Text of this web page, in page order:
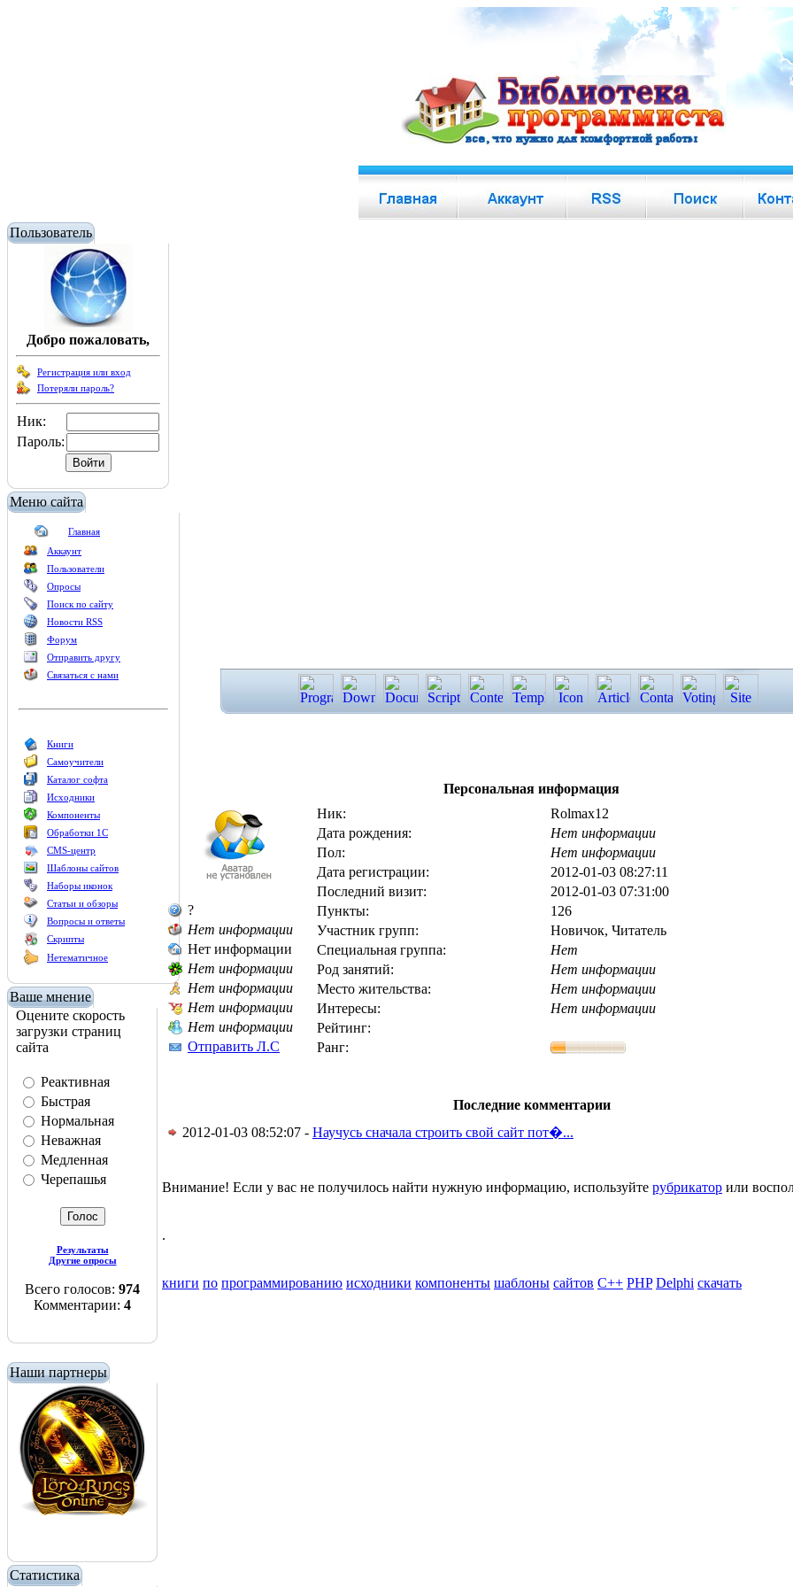
Пользователь
Добро пожаловать,
Регистрация или вход
Потеряли пароль?
Ник:
Пароль:
Меню сайта
Главная
Аккаунт
Пользователи
Опросы
Поиск по сайту
Новости RSS
Форум
Отправить другу
Связаться с нами
Книги
Самоучители
Каталог софта
Исходники
Компоненты
Обработки 1С
CMS-центр
Шаблоны сайтов
Наборы иконок
Статьи и обзоры
Вопросы и ответы
Скрипты
Нетематичное
Ваше мнение
Оцените скорость
загрузки страниц
сайта
Реактивная
Быстрая
Нормальная
Неважная
Медленная
Черепашья
Результаты
Другие опросы
Всего голосов: 974
Комментарии: 4
Наши партнеры
Статистика
Персональная информация
Ник:
Rolmax12
Дата рождения:
Нет информации
Пол:
Нет информации
Дата регистрации:
2012-01-03 08:27:11
Последний визит:
2012-01-03 07:31:00
Пункты:
126
Участник групп:
Новичок, Читатель
Специальная группа:
Нет
Род занятий:
Нет информации
Место жительства:
Нет информации
Интересы:
Нет информации
Рейтинг:
Ранг:
?
Нет информации
Нет информации
Нет информации
Нет информации
Нет информации
Нет информации
Отправить Л.С
Последние комментарии
2012-01-03 08:52:07 - Научусь сначала строить свой сайт пот�...
Внимание! Если у вас не получилось найти нужную информацию, используйте рубрикатор или
.
книги по программированию исходники компоненты шаблоны сайтов C++ PHP Delphi скачать